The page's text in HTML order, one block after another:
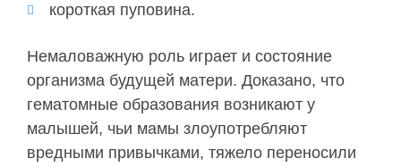
короткая пуповина.
Немаловажную роль играет и состояние
организма будущей матери. Доказано, что
гематомные образования возникают у
малышей, чьи мамы злоупотребляют
вредными привычками, тяжело переносили